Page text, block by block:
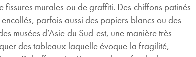
murales ou de graffiti. Des chiffons patinés
parfois aussi des papiers blancs ou des
musées d’Asie du Sud-est, une manière très
des tableaux laquelle évoque la fragilité,